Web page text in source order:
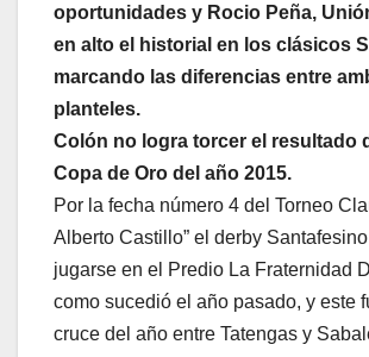
oportunidades y Rocio Peña,
en alto el historial en los clásicos
marcando las diferencias entre
planteles.
Colón no logra torcer el resultado
Copa de Oro del año 2015.
Por la fecha número 4 del Torneo
Alberto Castillo” el derby
jugarse en el Predio La Fraternidad
como sucedió el año pasado, y este
cruce del año entre Tatengas y